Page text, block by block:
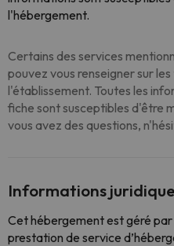
l'hébergement.
Certains des services
pouvez vous renseigner sur
l'établissement. Toutes les
fiche sont susceptibles d'être
vous avez des questions,
Informations
Cet hébergement est géré
prestation de service